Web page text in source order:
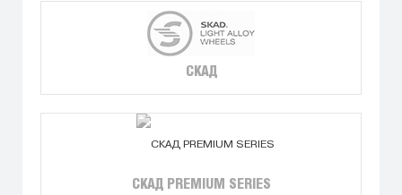
СКАД
СКАД PREMIUM SERIES